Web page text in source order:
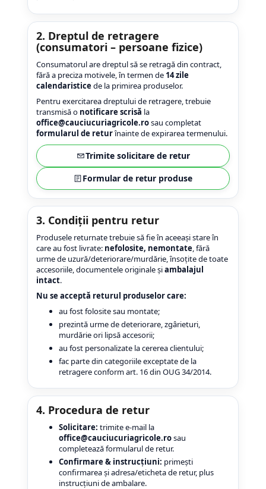
2. Dreptul de retragere
(consumatori – persoane fizice)
Consumatorul are dreptul să se retragă din contract,
fără a preciza motivele, în termen de 14 zile
calendaristice de la primirea produselor.
Pentru exercitarea dreptului de retragere, trebuie
transmisă o notificare scrisă la
office@cauciucuriagricole.rosau completat
formularul de returînainte de expirarea termenului.
Trimite solicitare de retur
Formular de retur produse
3. Condiții pentru retur
Produsele returnate trebuie să fie în aceeași stare în
care au fost livrate: nefolosite, nemontate, fără
urme de uzură/deteriorare/murdărie, însoțite de toate
accesoriile, documentele originale șiambalajul
intact.
Nu se acceptă returul produselor care:
au fost folosite sau montate;
prezintă urme de deteriorare, zgârieturi,
murdărie ori lipsă accesorii;
au fost personalizate la cererea clientului;
fac parte din categoriile exceptate de la
retragere conform art. 16 din OUG 34/2014.
4. Procedura de retur
Solicitare: trimite e-mail la
office@cauciucuriagricole.rosau
completează formularul de retur.
Confirmare & instrucțiuni: primești
confirmarea și adresa/eticheta de retur, plus
instrucțiuni de ambalare.